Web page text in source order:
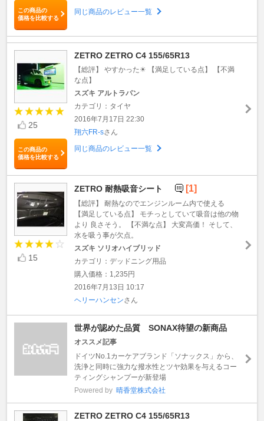
この商品の
価格を比較する
同じ商品のレビュー一覧
25
この商品の
価格を比較する
ZETRO ZETRO C4 155/65R13
【総評】 やすかった☀ 【満足している点】 【不満
な点】
スズキ アルトラパン
カテゴリ：タイヤ
2016年7月17日 22:30
翔六FR-sさん
同じ商品のレビュー一覧
15
ZETRO 耐熱吸音シート [1]
【総評】 耐熱なのでエンジンルーム内で使える
【満足している点】 モチっとしていて吸音は他の物
より 良さそう。 【不満な点】 大変高価！ そして、
水を吸う事が欠点。
スズキ ソリオハイブリッド
カテゴリ：デッドニング用品
購入価格：1,235円
2016年7月13日 10:17
ヘリーハンセンさん
世界が認めた品質 SONAX待望の新商品
オススメ記事
ドイツNo.1カーケアブランド「ソナックス」から、
洗浄と同時に強力な撥水性とツヤ効果を与えるコー
ティングシャンプーが新登場
Powered by 晴香堂株式会社
ZETRO ZETRO C4 155/65R13